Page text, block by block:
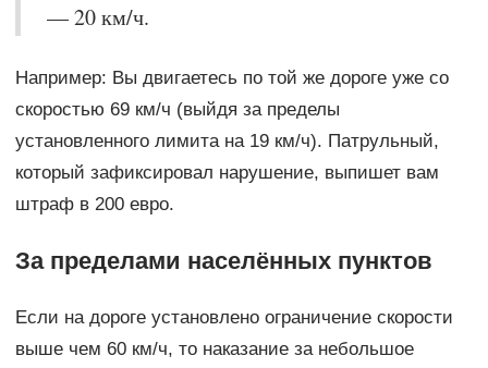
— 20 км/ч.
Например: Вы двигаетесь по той же дороге уже со
скоростью 69 км/ч (выйдя за пределы
установленного лимита на 19 км/ч). Патрульный,
который зафиксировал нарушение, выпишет вам
штраф в 200 евро.
За пределами населённых пунктов
Если на дороге установлено ограничение скорости
выше чем 60 км/ч, то наказание за небольшое